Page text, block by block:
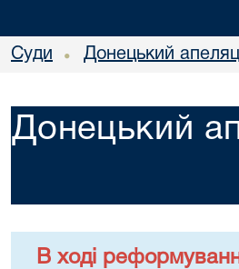
Суди • Донецький
Донецький
В ході